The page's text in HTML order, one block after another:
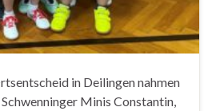
in Deilingen nahmen
Minis Constantin,